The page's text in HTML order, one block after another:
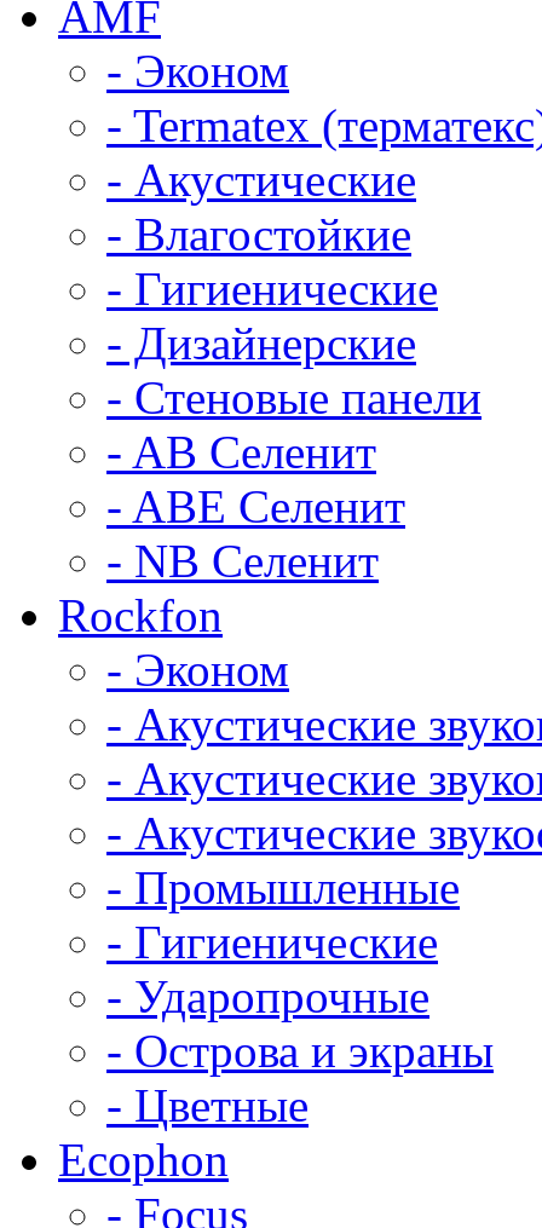
AMF
- Эконом
- Termatex
- Акустические
- Влагостойкие
- Гигиенические
- Дизайнерские
- Стеновые панели
- AB Селенит
- ABE Селенит
- NB Селенит
Rockfon
- Эконом
- Акустические
- Акустические
- Акустические
- Промышленные
- Гигиенические
- Ударопрочные
- Острова и экраны
- Цветные
Ecophon
- Focus